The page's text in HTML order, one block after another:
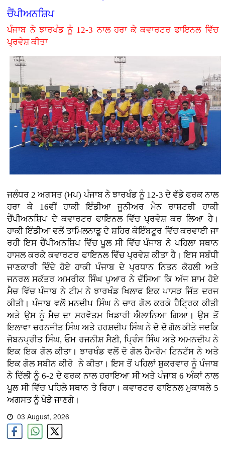
ਚੈਂਪੀਅਨਸ਼ਿਪ
ਪੰਜਾਬ ਨੇ ਝਾਰਖੰਡ ਨੂੰ 12-3 ਨਾਲ ਹਰਾ ਕੇ ਕਵਾਰਟਰ ਫਾਇਨਲ ਵਿੱਚ
ਪ੍ਰਵੇਸ਼ ਕੀਤਾ
ਜਲੰਧਰ 2 ਅਗਸਤ (ਮਪ) ਪੰਜਾਬ ਨੇ ਝਾਰਖੰਡ ਨੂੰ 12-3 ਦੇ ਵੱਡੇ ਫਰਕ ਨਾਲ
ਹਰਾ ਕੇ 16ਵੀਂ ਹਾਕੀ ਇੰਡੀਆ ਜੂਨੀਅਰ ਮੈਨ ਰਾਸ਼ਟਰੀ ਹਾਕੀ
ਚੈਂਪੀਅਨਸ਼ਿਪ ਦੇ ਕਵਾਰਟਰ ਫਾਇਨਲ ਵਿੱਚ ਪ੍ਰਵੇਸ਼ ਕਰ ਲਿਆ ਹੈ।
ਹਾਕੀ ਇੰਡੀਆ ਵਲੋਂ ਤਾਮਿਲਨਾਡੂ ਦੇ ਸ਼ਹਿਰ ਕੋਇੰਬਟੂਰ ਵਿੱਚ ਕਰਵਾਈ ਜਾ
ਰਹੀ ਇਸ ਚੈਂਪੀਅਨਸ਼ਿਪ ਵਿੱਚ ਪੂਲ ਸੀ ਵਿੱਚ ਪੰਜਾਬ ਨੇ ਪਹਿਲਾ ਸਥਾਨ
ਹਾਸਲ ਕਰਕੇ ਕਵਾਰਟਰ ਫਾਇਨਲ ਵਿੱਚ ਪ੍ਰਵੇਸ਼ ਕੀਤਾ ਹੈ। ਇਸ ਸਬੰਧੀ
ਜਾਣਕਾਰੀ ਦਿੰਦੇ ਹੋਏ ਹਾਕੀ ਪੰਜਾਬ ਦੇ ਪ੍ਰਧਾਨ ਨਿਤਨ ਕੋਹਲੀ ਅਤੇ
ਜਨਰਲ ਸਕੱਤਰ ਅਮਰੀਕ ਸਿੰਘ ਪੁਆਰ ਨੇ ਦੱਸਿਆ ਕਿ ਅੱਜ ਸ਼ਾਮ ਹੋਏ
ਮੈਚ ਵਿੱਚ ਪੰਜਾਬ ਨੇ ਟੀਮ ਨੇ ਝਾਰਖੰਡ ਖਿਲਾਫ ਇਕ ਪਾਸੜ ਜਿੱਤ ਦਰਜ
ਕੀਤੀ। ਪੰਜਾਬ ਵਲੋਂ ਮਨਦੀਪ ਸਿੰਘ ਨੇ ਚਾਰ ਗੋਲ ਕਰਕੇ ਹੈਟ੍ਰਿਕ ਕੀਤੀ
ਅਤੇ ਉਸ ਨੂੰ ਮੈਚ ਦਾ ਸਰਵੋਤਮ ਖਿਡਾਰੀ ਐਲਾਨਿਆ ਗਿਆ। ਉਸ ਤੋਂ
ਇਲਾਵਾ ਚਰਨਜੀਤ ਸਿੰਘ ਅਤੇ ਹਰਸ਼ਦੀਪ ਸਿੰਘ ਨੇ ਦੋ ਦੋ ਗੋਲ ਕੀਤੇ ਜਦਕਿ
ਜੋਬਨਪ੍ਰੀਤ ਸਿੰਘ, ਓਮ ਰਜਨੀਸ਼ ਸੈਣੀ, ਪ੍ਰਿੰਸ ਸਿੰਘ ਅਤੇ ਅਮਨਦੀਪ ਨੇ
ਇਕ ਇਕ ਗੋਲ ਕੀਤਾ। ਝਾਰਖੰਡ ਵਲੋਂ ਦੋ ਗੋਲ ਹੈਮਰੋਮ ਟਿਨਟੱਸ ਨੇ ਅਤੇ
ਇਕ ਗੋਲ ਸਬੀਨ ਕੀਰੋ ਨੇ ਕੀਤਾ। ਇਸ ਤੋਂ ਪਹਿਲਾਂ ਸ਼ੁਕਰਵਾਰ ਨੂੰ ਪੰਜਾਬ
ਨੇ ਦਿੱਲੀ ਨੂੰ 6-2 ਦੇ ਫਰਕ ਨਾਲ ਹਰਾਇਆ ਸੀ ਅਤੇ ਪੰਜਾਬ 6 ਅੰਕਾਂ ਨਾਲ
ਪੂਲ ਸੀ ਵਿੱਚ ਪਹਿਲੇ ਸਥਾਨ ਤੇ ਰਿਹਾ। ਕਵਾਰਟਰ ਫਾਇਨਲ ਮੁਕਾਬਲੇ 5
ਅਗਸਤ ਨੂੰ ਖੇਡੇ ਜਾਣਗੇ।
03 August, 2026